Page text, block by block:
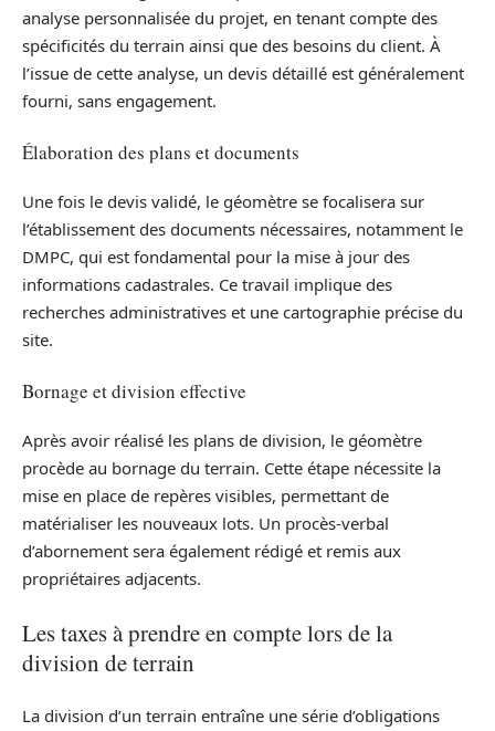
analyse personnalisée du projet, en tenant compte des
spécificités du terrain ainsi que des besoins du client. À
l’issue de cette analyse, un devis détaillé est généralement
fourni, sans engagement.
Élaboration des plans et documents
Une fois le devis validé, le géomètre se focalisera sur
l’établissement des documents nécessaires, notamment le
DMPC, qui est fondamental pour la mise à jour des
informations cadastrales. Ce travail implique des
recherches administratives et une cartographie précise du
site.
Bornage et division effective
Après avoir réalisé les plans de division, le géomètre
procède au bornage du terrain. Cette étape nécessite la
mise en place de repères visibles, permettant de
matérialiser les nouveaux lots. Un procès-verbal
d’abornement sera également rédigé et remis aux
propriétaires adjacents.
Les taxes à prendre en compte lors de la
division de terrain
La division d’un terrain entraîne une série d’obligations